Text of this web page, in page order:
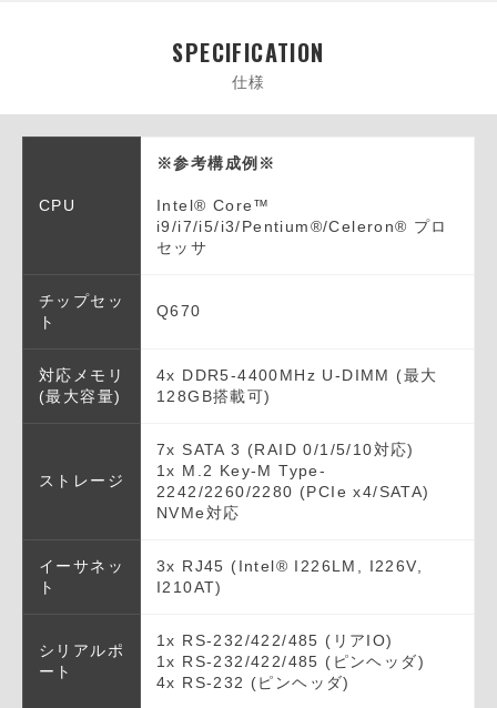
SPECIFICATION
仕様
CPU
※参考構成例※
Intel® Core™
i9/i7/i5/i3/Pentium®/Celeron® プロ
セッサ
チップセッ
ト
Q670
対応メモリ
(最大容量)
4x DDR5-4400MHz U-DIMM (最大
128GB搭載可)
ストレージ
7x SATA 3 (RAID 0/1/5/10対応)
1x M.2 Key-M Type-
2242/2260/2280 (PCIe x4/SATA)
NVMe対応
イーサネッ
ト
3x RJ45 (Intel® I226LM, I226V,
I210AT)
シリアルポ
ート
1x RS-232/422/485 (リアIO)
1x RS-232/422/485 (ピンヘッダ)
4x RS-232 (ピンヘッダ)